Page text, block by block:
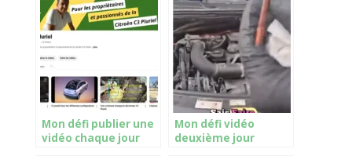
Mon défi publier une
vidéo chaque jour
Mon défi vidéo
deuxième jour